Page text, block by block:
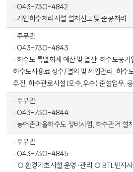
043-730-4842
개인하수처리시설 설치신고 및 준공처리
주무관
043-730-4843
하수도 특별회계 예산 및 결산, 하수도공
하수도사용료 징수/결의 및 세입관리, 하수
추진, 하수관로시설(오수,우수) 준설업무,
주무관
043-730-4844
농어촌마을하수도 정비사업, 하수관거 설
주무관
043-730-4845
○ 환경기초시설 운영·관리 ○ BTL민자